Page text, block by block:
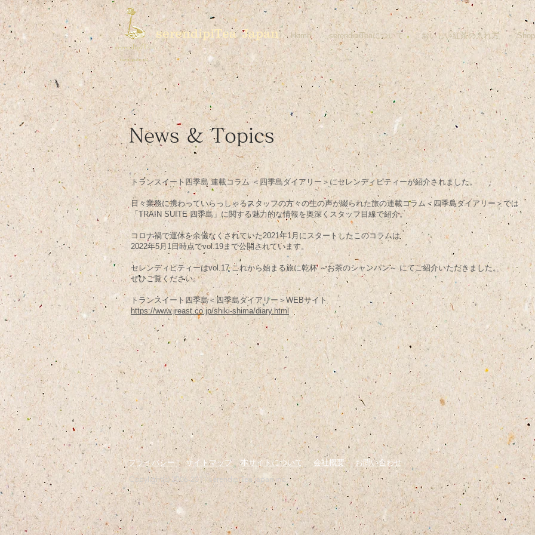
serendipiTea Japan Home serendipiTeaについて おいしい紅茶の入れ方
News & Topics
トランスイート四季島 連載コラム ＜四季島ダイアリー＞にセレンディピティーが紹介されました。
日々業務に携わっていらっしゃるスタッフの方々の生の声が綴られた旅の連載コラム＜四季島ダイアリー＞では
「TRAIN SUITE 四季島」に関する魅力的な情報を奥深くスタッフ目線で紹介。
コロナ禍で運休を余儀なくされていた2021年1月にスタートしたこのコラムは
2022年5月1日時点でvol.19まで公開されています。
セレンディピティーはvol.17 これから始まる旅に乾杯 ～お茶のシャンパン～ にてご紹介いただきました。
ぜひご覧ください。
トランスイート四季島＜四季島ダイアリー＞WEBサイト
https://www.jreast.co.jp/shiki-shima/diary.html
​プライバシー サイトマップ 本サイトについて ​会社概要
お問い合わせ
Copylight(c) 2006-2011 serendipiTea japan inc.